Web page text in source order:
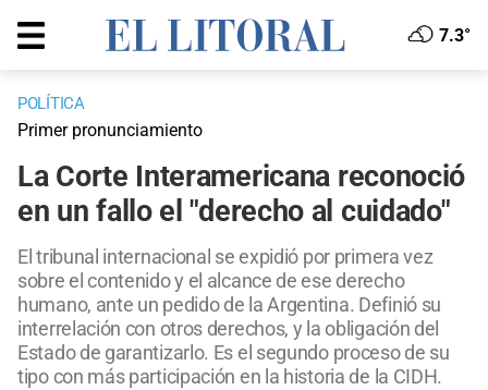
7.3°
POLÍTICA
Primer pronunciamiento
La Corte Interamericana reconoció
en un fallo el "derecho al cuidado"
El tribunal internacional se expidió por primera vez
sobre el contenido y el alcance de ese derecho
humano, ante un pedido de la Argentina. Definió su
interrelación con otros derechos, y la obligación del
Estado de garantizarlo. Es el segundo proceso de su
tipo con más participación en la historia de la CIDH.